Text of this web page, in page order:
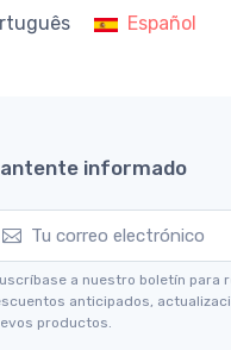
Español
informado
a nuestro boletín para
anticipados,
productos.